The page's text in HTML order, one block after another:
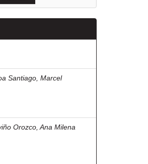
Santiago, Marcel
Orozco, Ana Milena